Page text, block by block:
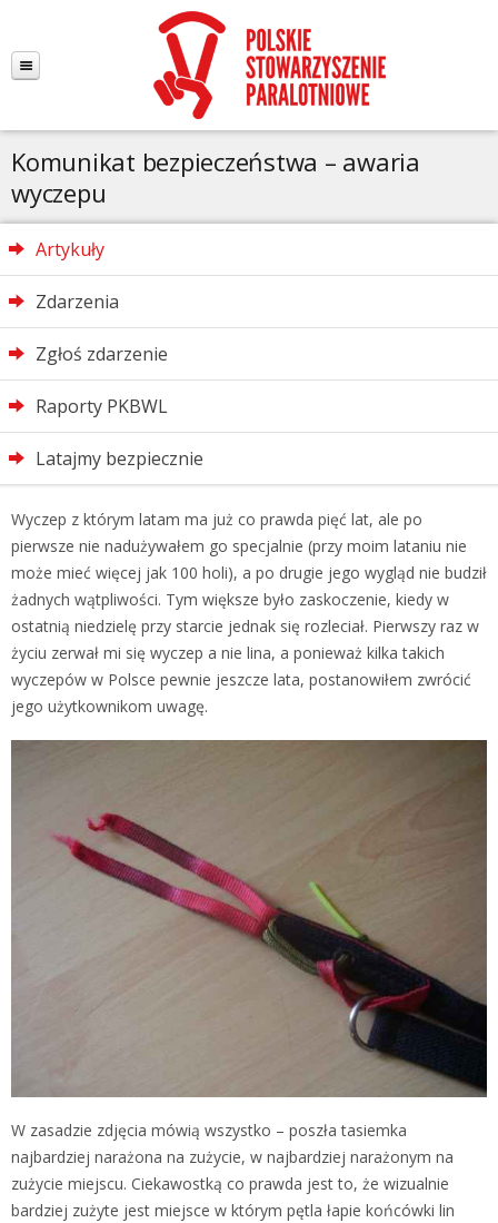
Komunikat bezpieczeństwa – awaria
wyczepu
Artykuły
Zdarzenia
Zgłoś zdarzenie
Raporty PKBWL
Latajmy bezpiecznie
Wyczep z którym latam ma już co prawda pięć lat, ale po
pierwsze nie nadużywałem go specjalnie (przy moim lataniu nie
może mieć więcej jak 100 holi), a po drugie jego wygląd nie budził
żadnych wątpliwości. Tym większe było zaskoczenie, kiedy w
ostatnią niedzielę przy starcie jednak się rozleciał. Pierwszy raz w
życiu zerwał mi się wyczep a nie lina, a ponieważ kilka takich
wyczepów w Polsce pewnie jeszcze lata, postanowiłem zwrócić
jego użytkownikom uwagę.
W zasadzie zdjęcia mówią wszystko – poszła tasiemka
najbardziej narażona na zużycie, w najbardziej narażonym na
zużycie miejscu. Ciekawostką co prawda jest to, że wizualnie
bardziej zużyte jest miejsce w którym pętla łapie końcówki lin